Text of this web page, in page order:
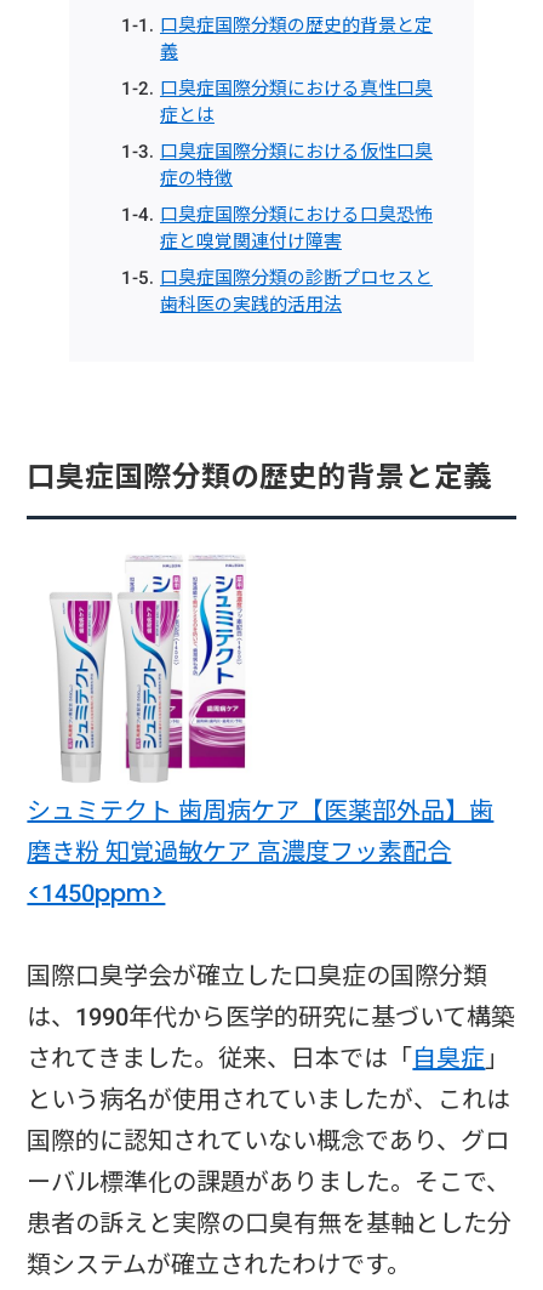
口臭症国際分類の歴史的背景と定
義
口臭症国際分類における真性口臭
症とは
口臭症国際分類における仮性口臭
症の特徴
口臭症国際分類における口臭恐怖
症と嗅覚関連付け障害
口臭症国際分類の診断プロセスと
歯科医の実践的活用法
口臭症国際分類の歴史的背景と定義
シュミテクト 歯周病ケア【医薬部外品】歯
磨き粉 知覚過敏ケア 高濃度フッ素配合
<1450ppm>
国際口臭学会が確立した口臭症の国際分類
は、1990年代から医学的研究に基づいて構築
されてきました。従来、日本では「自臭症」
という病名が使用されていましたが、これは
国際的に認知されていない概念であり、グロ
ーバル標準化の課題がありました。そこで、
患者の訴えと実際の口臭有無を基軸とした分
類システムが確立されたわけです。